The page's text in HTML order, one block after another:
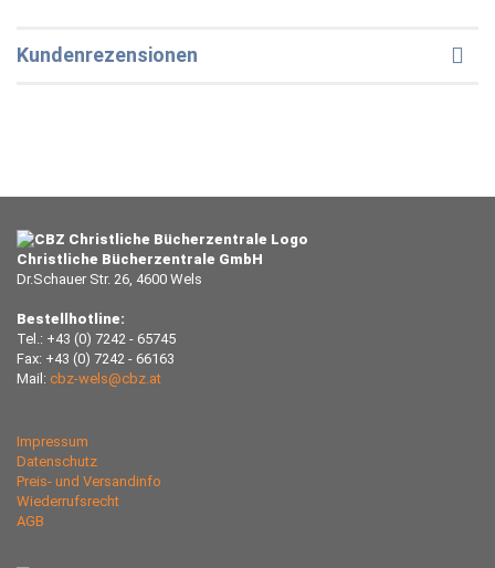
Kundenrezensionen
Christliche Bücherzentrale GmbH
Dr.Schauer Str. 26, 4600 Wels
Bestellhotline:
Tel.: +43 (0) 7242 - 65745
Fax: +43 (0) 7242 - 66163
Mail: cbz-wels@cbz.at
Impressum
Datenschutz
Preis- und Versandinfo
Wiederrufsrecht
AGB